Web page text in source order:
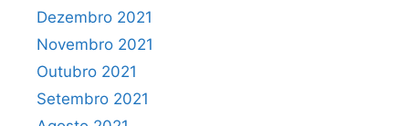
Dezembro 2021
Novembro 2021
Outubro 2021
Setembro 2021